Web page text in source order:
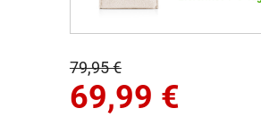
79,95 €
69,99 €